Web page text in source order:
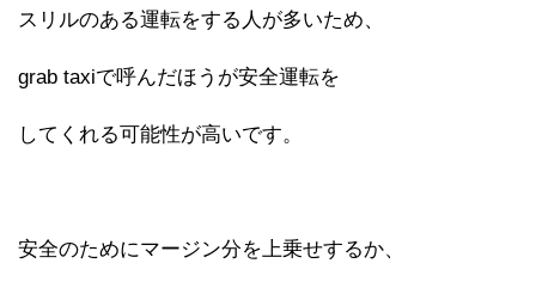
スリルのある運転をする人が多いため、
grab taxiで呼んだほうが安全運転を
してくれる可能性が高いです。
安全のためにマージン分を上乗せするか、